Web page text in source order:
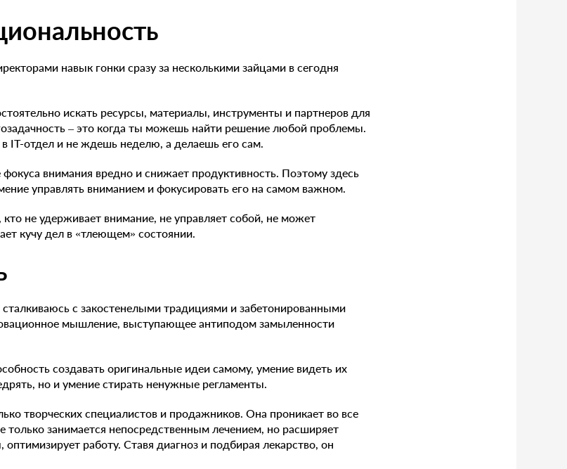
навык гонки сразу за несколькими зайцами в сегодня
искать ресурсы, материалы, инструменты и партнеров для
– это когда ты можешь найти решение любой проблемы.
IT-отдел и не ждешь неделю, а делаешь его сам.
внимания вредно и снижает продуктивность. Поэтому здесь
управлять вниманием и фокусировать его на самом важном.
не удерживает внимание, не управляет собой, не может
кучу дел в «тлеющем» состоянии.
с закостенелыми традициями и забетонированными
мышление, выступающее антиподом замыленности
создавать оригинальные идеи самому, умение видеть их
но и умение стирать ненужные регламенты.
творческих специалистов и продажников. Она проникает во все
только занимается непосредственным лечением, но расширяет
оптимизирует работу. Ставя диагноз и подбирая лекарство, он